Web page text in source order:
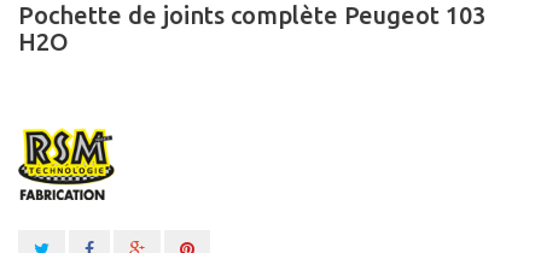
Pochette de joints complète Peugeot 103
H2O